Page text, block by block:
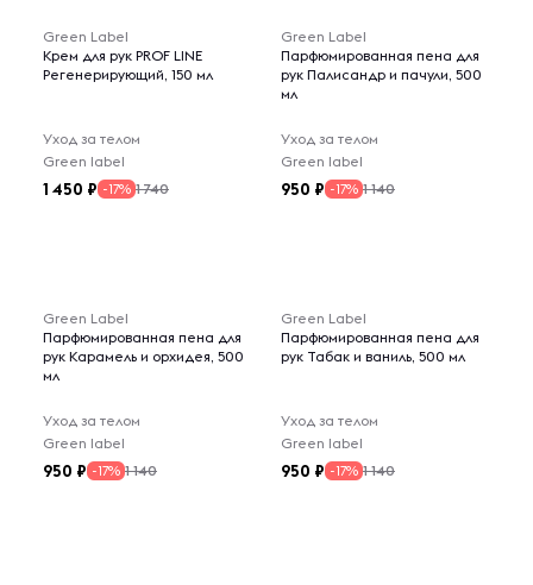
Green Label
Крем для рук PROF LINE
Регенерирующий, 150 мл
Уход за телом
Green label
1 450 -17% 1 740
Green Label
Парфюмированная пена для
рук Палисандр и пачули, 500
мл
Уход за телом
Green label
950 -17% 1 140
Green Label
Парфюмированная пена для
рук Карамель и орхидея, 500
мл
Уход за телом
Green label
950 -17% 1 140
Green Label
Парфюмированная пена для
рук Табак и ваниль, 500 мл
Уход за телом
Green label
950 -17% 1 140